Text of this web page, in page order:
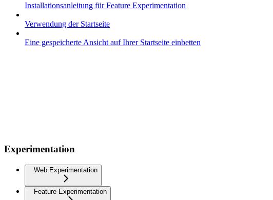
Installationsanleitung für Feature Experimentation
Verwendung der Startseite
Eine gespeicherte Ansicht auf Ihrer Startseite einbetten
Experimentation
Web Experimentation
Feature Experimentation